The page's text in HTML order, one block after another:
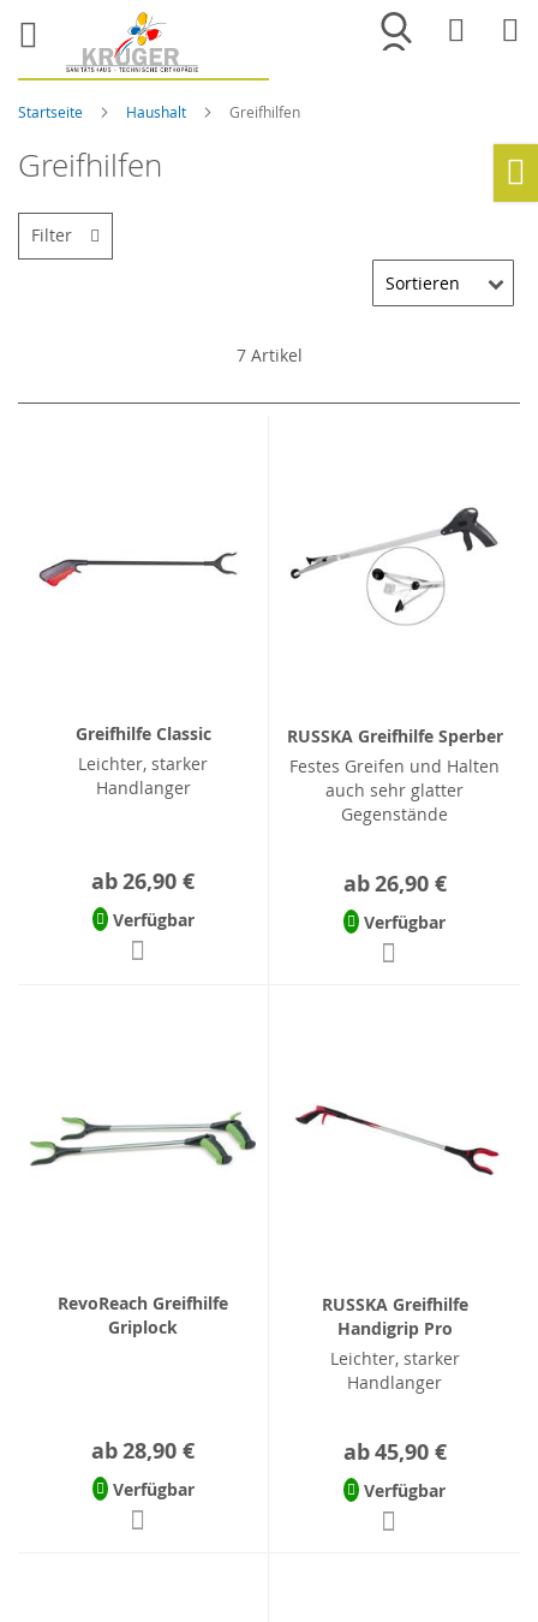
Merkliste
Startseite Haushalt Greifhilfen
Greifhilfen
7Artikel
Greifhilfe Classic
Leichter, starker
Handlanger
ab26,90 €
Verfügbar
RUSSKA Greifhilfe Sperber
Festes Greifen und Halten
auch sehr glatter
Gegenstände
ab26,90 €
Verfügbar
RevoReach Greifhilfe
Griplock
ab28,90 €
Verfügbar
RUSSKA Greifhilfe
Handigrip Pro
Leichter, starker
Handlanger
ab45,90 €
Verfügbar
Filter